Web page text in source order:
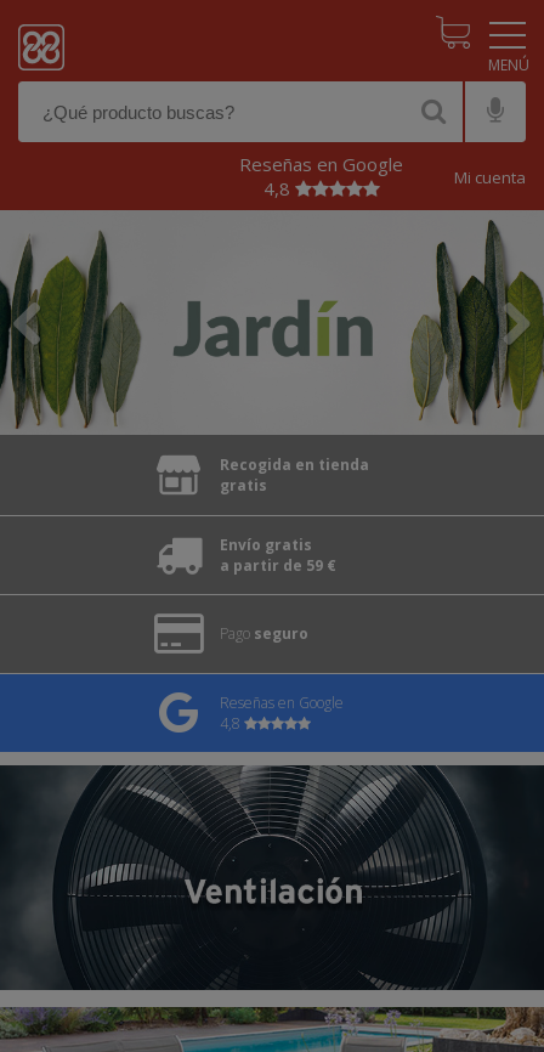
Reseñas en Google
4,8
Mi cuenta
Anterior
Recogida en tienda
gratis
Envío gratis
a partir de 59 €
Pago seguro
Reseñas en Google
4,8